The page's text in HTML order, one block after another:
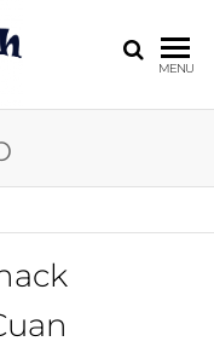
HARGA
MIRING
kotler,performance
marketing,kotler
MENU